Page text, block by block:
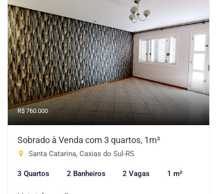
R$ 760.000
Sobrado à Venda com 3 quartos, 1m²
Santa Catarina, Caxias do Sul-RS
3 Quartos 2 Banheiros 2 Vagas 1 m²